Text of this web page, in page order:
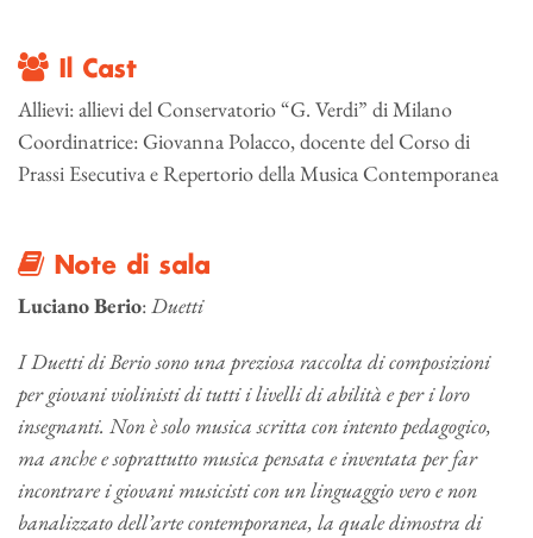
Il Cast
Allievi: allievi del Conservatorio “G. Verdi” di Milano
Coordinatrice: Giovanna Polacco, docente del Corso di
Prassi Esecutiva e Repertorio della Musica Contemporanea
Note di sala
Luciano Berio:Duetti
I Duetti di Berio sono una preziosa raccolta di composizioni
per giovani violinisti di tutti i livelli di abilità e per i loro
insegnanti. Non è solo musica scritta con intento pedagogico,
ma anche e soprattutto musica pensata e inventata per far
incontrare i giovani musicisti con un linguaggio vero e non
banalizzato dell’arte contemporanea, la quale dimostra di